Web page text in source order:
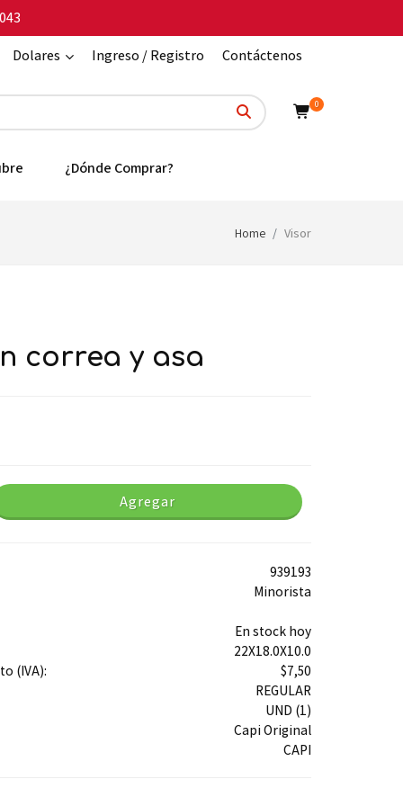
Dolares
Ingreso / Registro Contáctenos
0
¿Dónde Comprar?
Home Visor
correa y asa
Agregar
939193
Minorista
En stock hoy
22X18.0X10.0
(IVA):
$7,50
REGULAR
UND (1)
Capi Original
CAPI